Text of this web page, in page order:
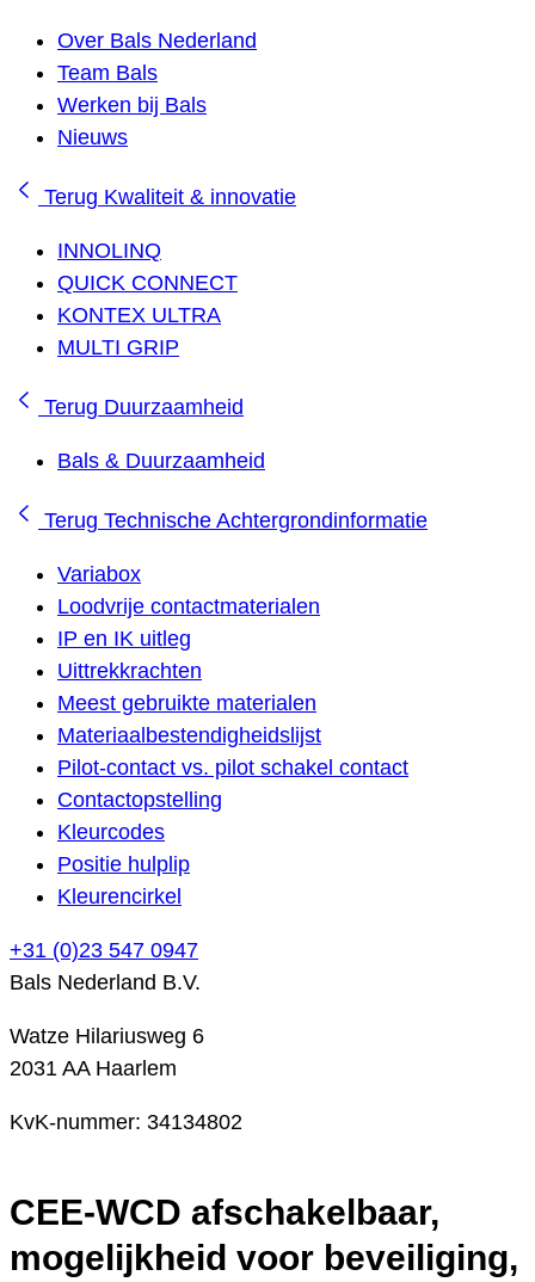
Over Bals Nederland
Team Bals
Werken bij Bals
Nieuws
Terug Kwaliteit & innovatie
INNOLINQ
QUICK CONNECT
KONTEX ULTRA
MULTI GRIP
Terug Duurzaamheid
Bals & Duurzaamheid
Terug Technische Achtergrondinformatie
Variabox
Loodvrije contactmaterialen
IP en IK uitleg
Uittrekkrachten
Meest gebruikte materialen
Materiaalbestendigheidslijst
Pilot-contact vs. pilot schakel contact
Contactopstelling
Kleurcodes
Positie hulplip
Kleurencirkel
+31 (0)23 547 0947
Bals Nederland B.V.
Watze Hilariusweg 6
2031 AA Haarlem
KvK-nummer: 34134802
CEE-WCD afschakelbaar,
mogelijkheid voor beveiliging,